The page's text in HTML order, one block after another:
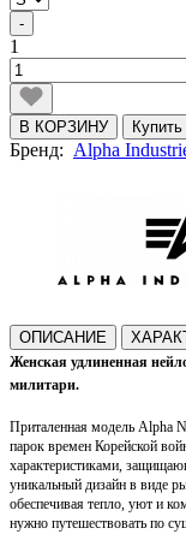
-
1
В КОРЗИНУ
Бренд: Alpha
ОПИСАНИЕ
Женская удлиненная
милитари.
Приталенная модель Alpha
парок времен Корейской
характеристиками,
уникальный дизайн в виде
обеспечивая тепло, уют и
нужно путешествовать по